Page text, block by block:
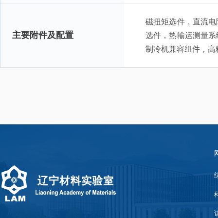
主要附件及配置
磁扭矩选件，直流
选件，热输运测量
制冷机兼容组件，